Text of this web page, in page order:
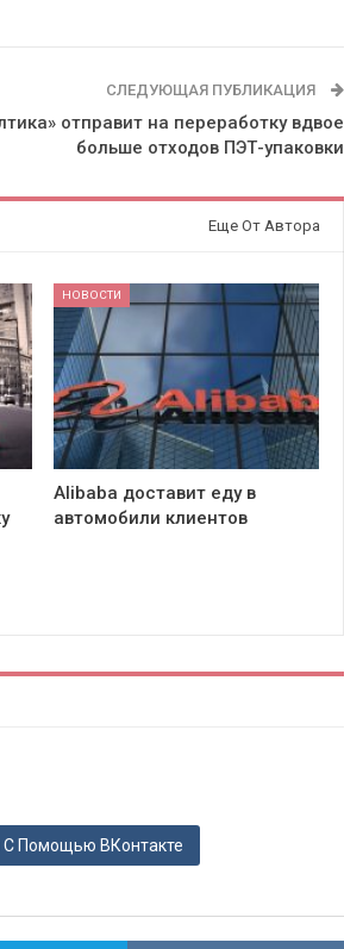
СЛЕДУЮЩАЯ ПУБЛИКАЦИЯ
отправит на переработку вдвое
больше отходов ПЭТ-упаковки
Еще От Автора
НОВОСТИ
Alibaba доставит еду в
автомобили клиентов
С Помощью ВКонтакте